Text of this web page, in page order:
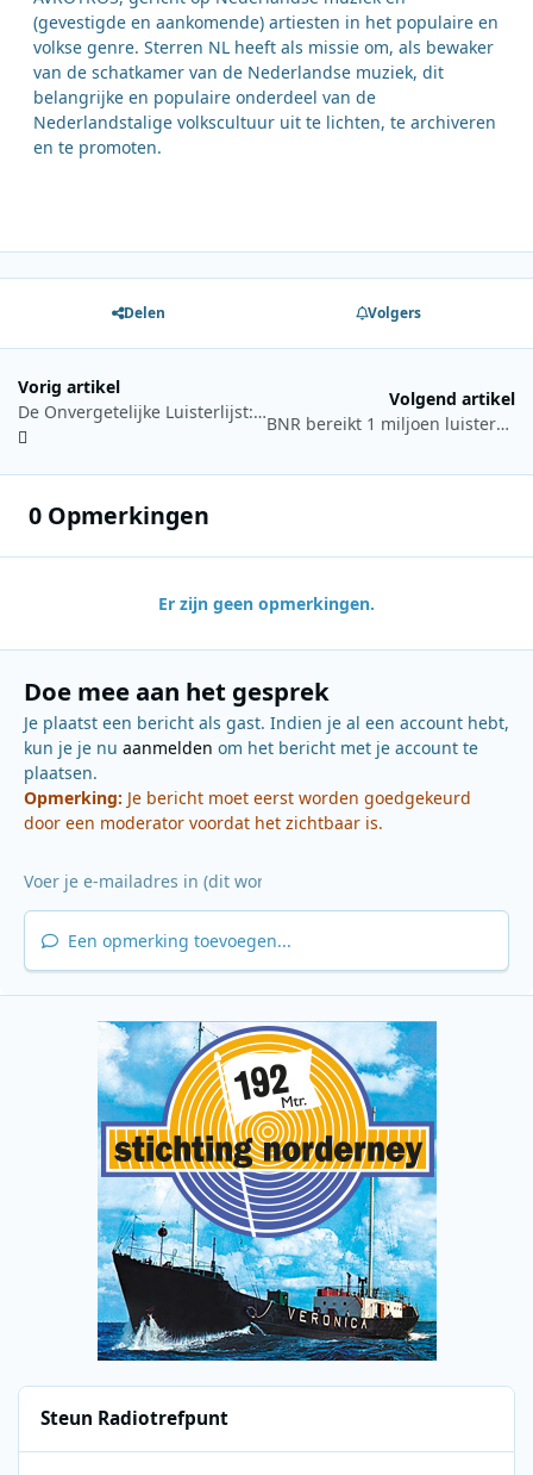
(gevestigde en aankomende) artiesten in het populaire en
volkse genre. Sterren NL heeft als missie om, als bewaker
van de schatkamer van de Nederlandse muziek, dit
belangrijke en populaire onderdeel van de
Nederlandstalige volkscultuur uit te lichten, te archiveren
en te promoten.
Delen Volgers
Vorig artikel
De Onvergetelijke Luisterlijst: hoogtepunten uit 100 jaar radio
Volgend artikel
BNR bereikt 1 miljoen luisteracties met podcasts
0 Opmerkingen
Er zijn geen opmerkingen.
Doe mee aan het gesprek
Je plaatst een bericht als gast. Indien je al een account hebt,
kun je je nu aanmelden om het bericht met je account te
plaatsen.
Opmerking: Je bericht moet eerst worden goedgekeurd
door een moderator voordat het zichtbaar is.
Een opmerking toevoegen...
Steun Radiotrefpunt